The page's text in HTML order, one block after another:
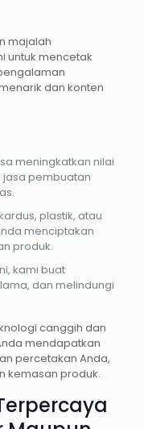
majalah
untuk mencetak
dan konten
meningkatkan nilai
jasa pembuatan
plastik, atau
menciptakan
produk.
kami buat
dan melindungi
canggih dan
mendapatkan
percetakan Anda,
kemasan produk.